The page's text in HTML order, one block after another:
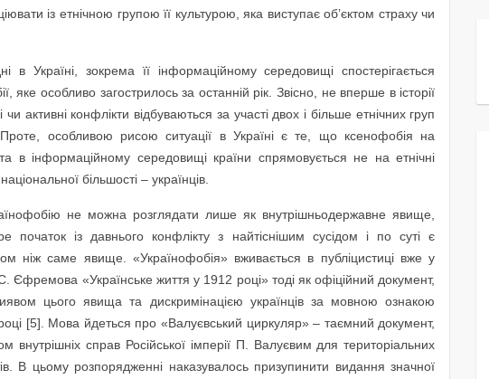
із етнічною групою її культурою, яка виступає об’єктом страху чи
в Україні, зокрема її інформаційному середовищі спостерігається
яке особливо загострилось за останній рік. Звісно, не вперше в історії
чи активні конфлікти відбуваються за участі двох і більше етнічних груп
особливою рисою ситуації в Україні є те, що ксенофобія на
в інформаційному середовищі країни спрямовується не на етнічні
більшості – українців.
не можна розглядати лише як внутрішньодержавне явище,
початок із давнього конфлікту з найтіснішим сусідом і по суті є
ніж саме явище. «Українофобія» вживається в публіцистиці вже у
Єфремова «Українське життя у 1912 році» тоді як офіційний документ,
цього явища та дискримінацією українців за мовною ознакою
[5]. Мова йдеться про «Валуєвський циркуляр» – таємний документ,
внутрішніх справ Російської імперії П. Валуєвим для територіальних
В цьому розпорядженні наказувалось призупинити видання значної